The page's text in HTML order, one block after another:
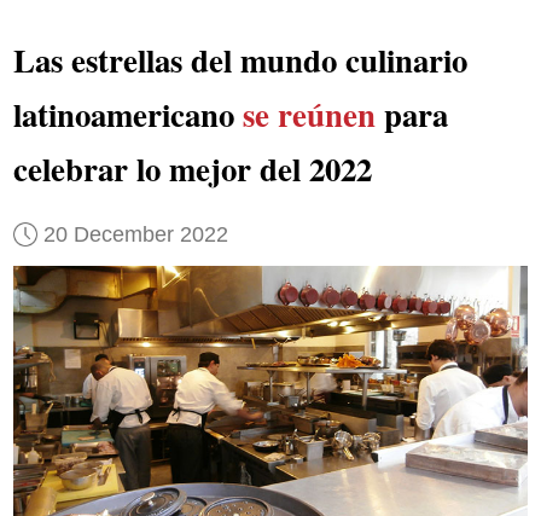
Las estrellas del mundo culinario
latinoamericanose reúnenpara
celebrar lo mejor del 2022
20 December 2022